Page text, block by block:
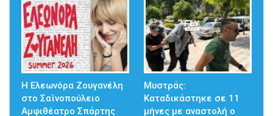
Η Ελεωνόρα Ζουγανέλη
στο Σαϊνοπούλειο
Αμφιθέατρο Σπάρτης
Μυστράς:
Καταδικάστηκε σε 11
μήνες με αναστολή ο